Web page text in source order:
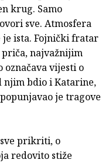
krug. Samo
sve. Atmosfera
je ista. Fojnički fratar
priča, najvažnijim
vijesti o
njim bdio i Katarine,
je tragove
prikriti, o
redovito stiže